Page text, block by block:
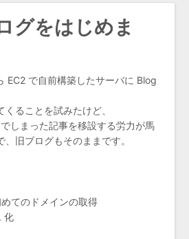
グをはじめま
EC2 で自前構築したサーバに Blog
ることを試みたけど、
しまった記事を移設する労力が馬
旧ブログもそのままです。
てのドメインの取得
化